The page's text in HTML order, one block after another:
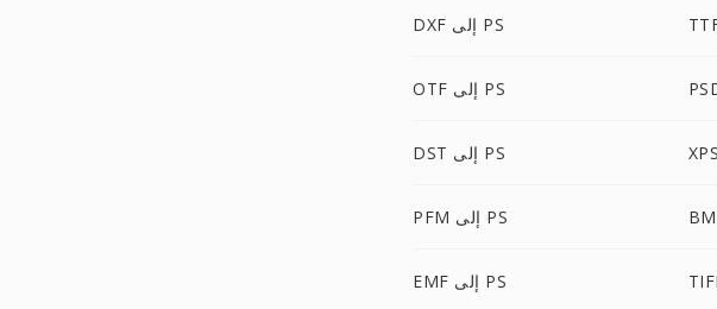
DXF إلى PS
OTF إلى PS
DST إلى PS
PFM إلى PS
EMF إلى PS